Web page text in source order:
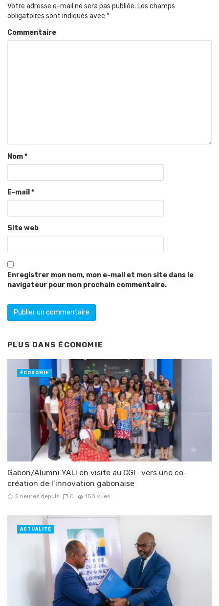
Votre adresse e-mail ne sera pas publiée. Les champs
obligatoires sont indiqués avec *
Commentaire
Nom*
E-mail *
Site web
Enregistrer mon nom, mon e-mail et mon site dans le
navigateur pour mon prochain commentaire.
PLUS DANS ÉCONOMIE
Gabon/Alumni YALI en visite au CGI : vers une co-
création de l’innovation gabonaise
2 heures depuis 0 150 vues
ÉCONOMIE
ACTUALITÉ